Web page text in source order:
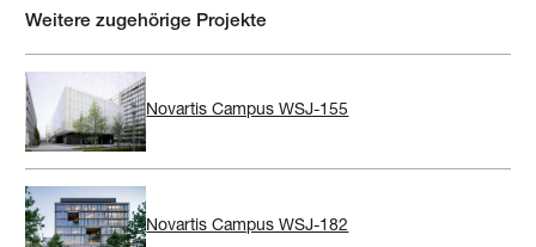
Weitere zugehörige Projekte
Novartis Campus WSJ-155
Novartis Campus WSJ-182